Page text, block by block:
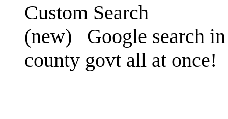
Custom Search
(new)
Google search
county govt all at once!